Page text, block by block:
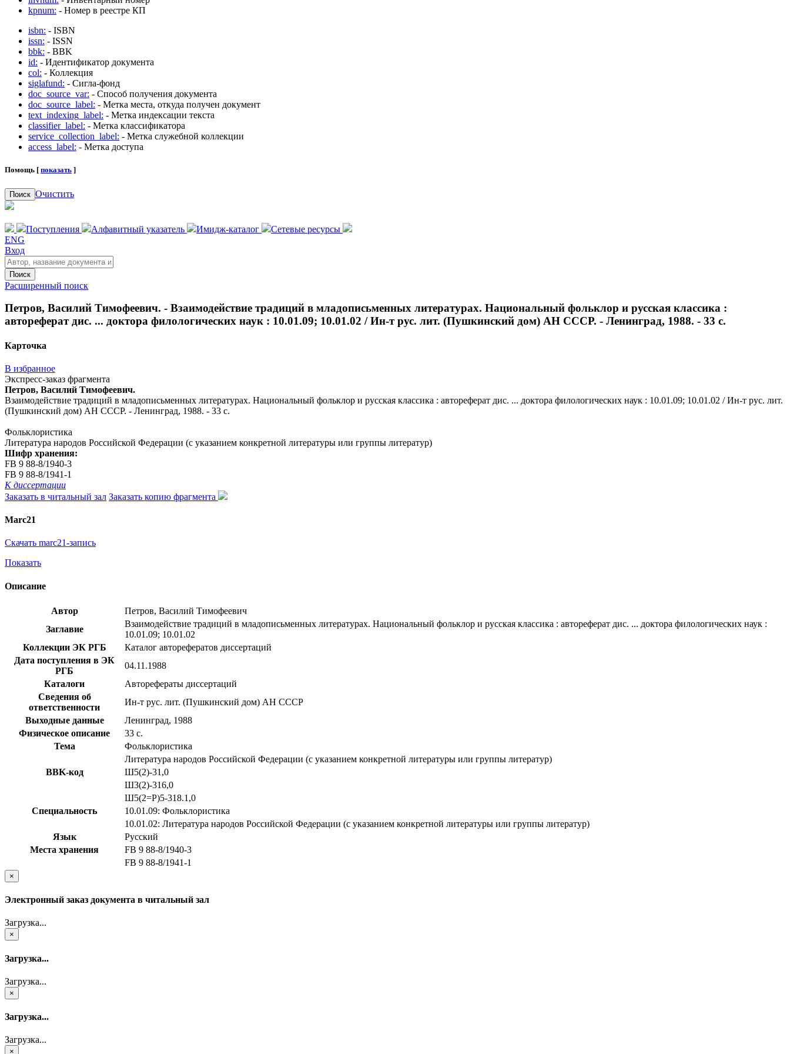
kpnum: - Номер в реестре КП
isbn: - ISBN
issn: - ISSN
bbk: - BBK
id: - Идентификатор документа
col: - Коллекция
siglafund: - Сигла-фонд
doc_source_var: - Способ получения документа
doc_source_label: - Метка места, откуда получен документ
text_indexing_label: - Метка индексации текста
classifier_label: - Метка классификатора
service_collection_label: - Метка служебной коллекции
access_label: - Метка доступа
Помощь [ показать ]
Поиск Очистить
Поступления Алфавитный указатель Имидж-каталог
Сетевые ресурсы
ENG
Вход
Поиск
Расширенный поиск
Петров, Василий Тимофеевич. - Взаимодействие традиций в младописьменных литературах. Национальный фольклор и русская классика :
автореферат дис. ... доктора филологических наук : 10.01.09; 10.01.02 / Ин-т рус. лит. (Пушкинский дом) АН СССР. - Ленинград, 1988. - 33 с.
Карточка
В избранное
Экспресс-заказ фрагмента
Петров, Василий Тимофеевич.
Взаимодействие традиций в младописьменных литературах. Национальный фольклор и русская классика : автореферат дис. ... доктора филологических наук : 10.01.09; 10.01.02 / Ин-т рус. лит.
(Пушкинский дом) АН СССР. - Ленинград, 1988. - 33 с.
Фольклористика
Литература народов Российской Федерации (с указанием конкретной литературы или группы литератур)
Шифр хранения:
FB 9 88-8/1940-3
FB 9 88-8/1941-1
К диссертации
Заказать в читальный зал Заказать копию фрагмента
Marc21
Скачать marc21-запись
Показать
Описание
Автор
Петров, Василий Тимофеевич
Заглавие
Взаимодействие традиций в младописьменных литературах. Национальный фольклор и русская классика : автореферат дис. ... доктора филологических наук :
10.01.09; 10.01.02
Коллекции ЭК РГБ
Каталог авторефератов диссертаций
Дата поступления в ЭК
РГБ
04.11.1988
Каталоги
Авторефераты диссертаций
Сведения об
ответственности
Ин-т рус. лит. (Пушкинский дом) АН СССР
Выходные данные
Ленинград, 1988
Физическое описание
33 с.
Тема
Фольклористика
Литература народов Российской Федерации (с указанием конкретной литературы или группы литератур)
BBK-код
Ш5(2)-31,0
Ш3(2)-316,0
Ш5(2=Р)5-318.1,0
Специальность
10.01.09: Фольклористика
10.01.02: Литература народов Российской Федерации (с указанием конкретной литературы или группы литератур)
Язык
Русский
Места хранения
FB 9 88-8/1940-3
FB 9 88-8/1941-1
×
Электронный заказ документа в читальный зал
Загрузка...
×
Загрузка...
Загрузка...
×
Загрузка...
Загрузка...
×